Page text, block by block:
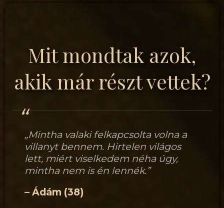
Mit mondtak azok,
akik már részt vettek?
„Mintha valaki felkapcsolta volna a
villanyt bennem. Hirtelen világos
lett, miért viselkedem néha úgy,
mintha nem is én lennék.”
– Ádám (38)